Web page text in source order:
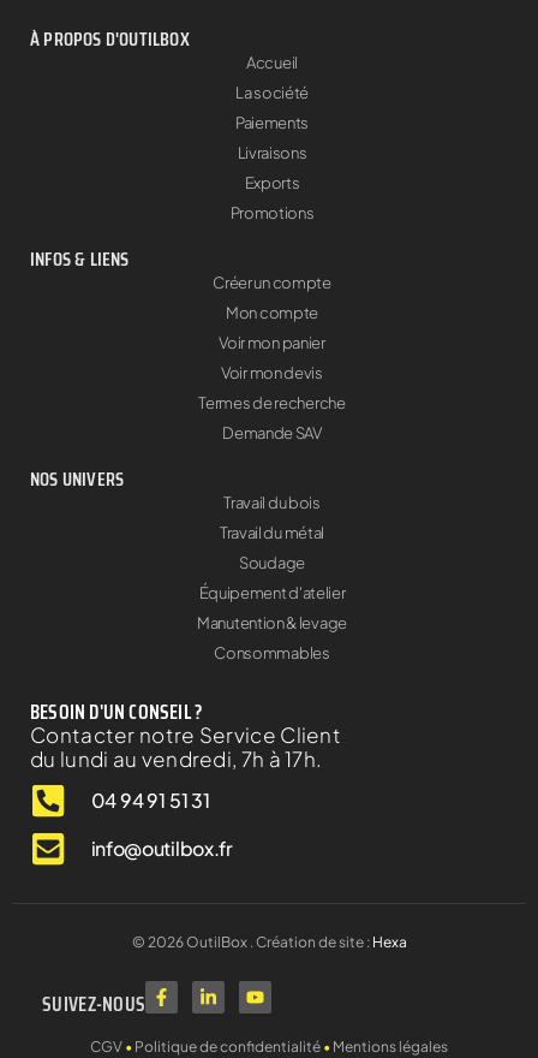
À PROPOS D'OUTILBOX
Accueil
La société
Paiements
Livraisons
Exports
Promotions
INFOS & LIENS
Créer un compte
Mon compte
Voir mon panier
Voir mon devis
Termes de recherche
Demande SAV
NOS UNIVERS
Travail du bois
Travail du métal
Soudage
Équipement d'atelier
Manutention & levage
Consommables
BESOIN D'UN CONSEIL ?
Contacter notre Service Client
du lundi au vendredi, 7h à 17h.
04 94 91 51 31
info@outilbox.fr
© 2026OutilBox . Création de site : Hexa
SUIVEZ-NOUS
CGV • Politique de confidentialité • Mentions légales